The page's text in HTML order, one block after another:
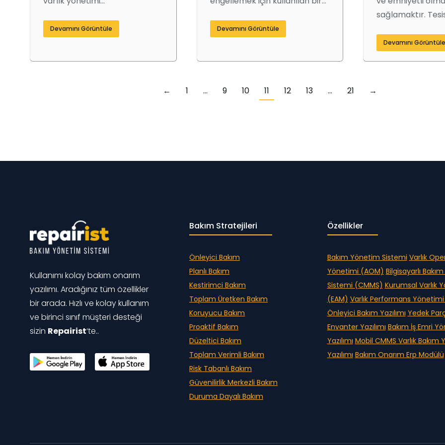
Devamını Görüntüle Devamını Görüntüle
sağlamaktır.
Devamını Görüntüle
← 1 … 9 10 11 12 13 … 21 →
Kullanımı kolay bakım onarım
yazılımı. Aradığınız tüm özellikler
bir arada. Hızlı ve kolay kullanım
ve birinci sınıf müşteri desteği
sizin Repairist‘te..
Bakım Stratejileri
Önleyici Bakım
Planlı Bakım
Kestirimci Bakım
Toplam Üretken Bakım
Koruyucu Bakım
Proaktif Bakım
Düzeltici Bakım
Toplam Verimli Bakım
Risk Tabanlı Bakım
Güvenilirlik Merkezli Bakım
Duruma Dayalı Bakım
Özellikler
Bakım Yönetim Sistemi Varlık
Yönetimi (AOM) Bilgisayarlı
Sistemi (CMMS) Kurumsal Varlık
(EAM) Varlık Performans
Önleyici Bakım Yazılımı Yedek
Envanter Yazılımı Bakım İş Emri
Yazılımı Mobil CMMS Varlık Bakım
Yazılımı Bakım Onarım Erp Modülü